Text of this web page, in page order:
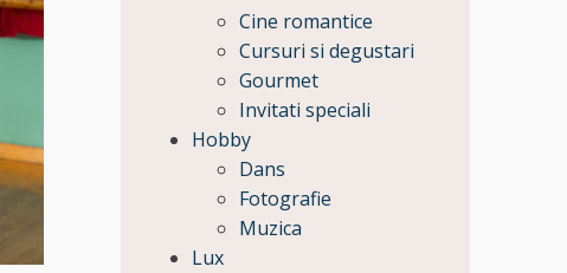
Cine romantice
Cursuri si degustari
Gourmet
Invitati speciali
Hobby
Dans
Fotografie
Muzica
Lux